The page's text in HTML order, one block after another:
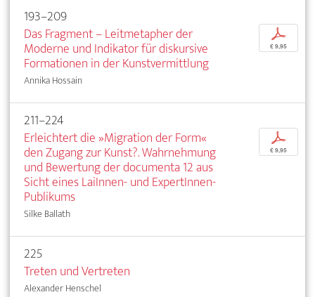
193–209
Das Fragment – Leitmetapher der
Moderne und Indikator für diskursive
Formationen in der Kunstvermittlung
Annika Hossain
p
€ 9,95
211–224
Erleichtert die »Migration der Form«
den Zugang zur Kunst?. Wahrnehmung
und Bewertung der documenta 12 aus
Sicht eines LaiInnen- und ExpertInnen-
Publikums
Silke Ballath
p
€ 9,95
225
Treten und Vertreten
Alexander Henschel